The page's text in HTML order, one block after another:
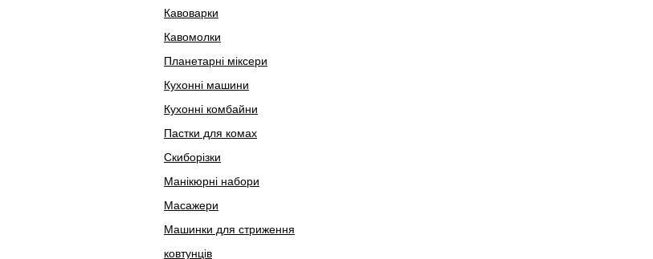
Кавоварки
Кавомолки
Планетарні міксери
Кухонні машини
Кухонні комбайни
Пастки для комах
Скиборізки
Манікюрні набори
Масажери
Машинки для стриження
ковтунців